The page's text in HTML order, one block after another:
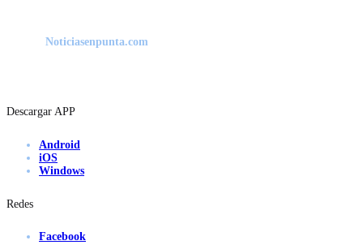
Noticiasenpunta.com
Descargar APP
Android
iOS
Windows
Redes
Facebook